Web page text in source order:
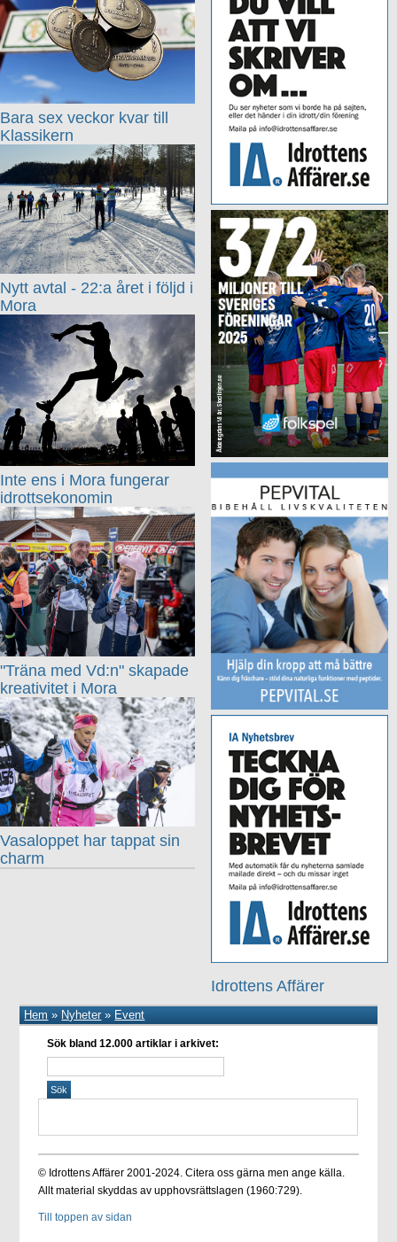
Idrottens Affärer
Bara sex veckor kvar till
Klassikern
Nytt avtal - 22:a året i följd i
Mora
Inte ens i Mora fungerar
idrottsekonomin
"Träna med Vd:n" skapade
kreativitet i Mora
Vasaloppet har tappat sin
charm
Hem » Nyheter» Event
Sök bland 12.000 artiklar i arkivet:
© Idrottens Affärer 2001-2024. Citera oss gärna men ange källa.
Allt material skyddas av upphovsrättslagen (1960:729).
Till toppen av sidan